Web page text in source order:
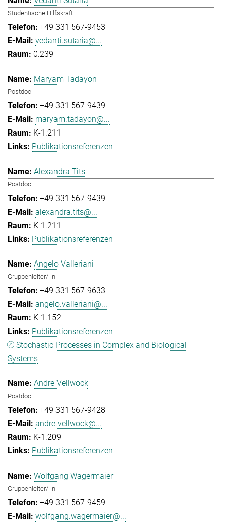
Studentische Hilfskraft
+49 331 567-9453
vedanti.sutaria@...
0.239
Maryam Tadayon
Postdoc
+49 331 567-9439
maryam.tadayon@...
K-1.211
Publikationsreferenzen
Alexandra Tits
Postdoc
+49 331 567-9439
alexandra.tits@...
K-1.211
Publikationsreferenzen
Angelo Valleriani
Gruppenleiter/-in
+49 331 567-9633
angelo.valleriani@...
K-1.152
Publikationsreferenzen
Stochastic Processes in Complex and Biological
Systems
Andre Vellwock
Postdoc
+49 331 567-9428
andre.vellwock@...
K-1.209
Publikationsreferenzen
Wolfgang Wagermaier
Gruppenleiter/-in
+49 331 567-9459
wolfgang.wagermaier@...